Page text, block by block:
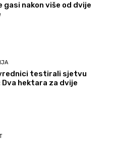
gasi nakon više od dvije
testirali sjetvu
Dva hektara za dvije